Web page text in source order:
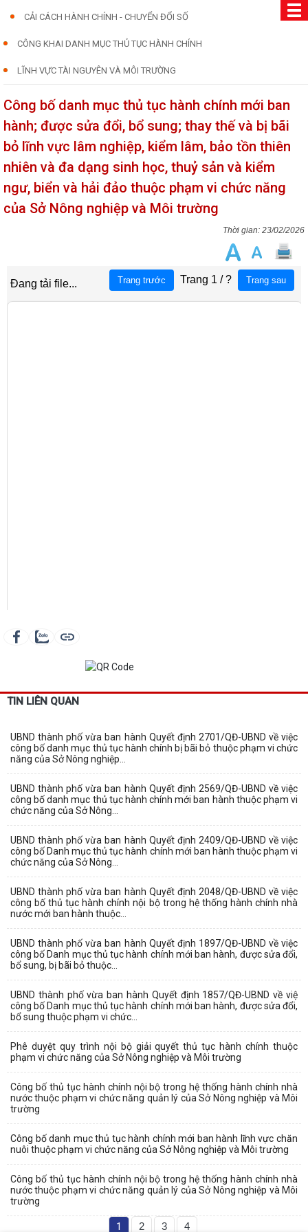
CẢI CÁCH HÀNH CHÍNH - CHUYỂN ĐỔI SỐ
CÔNG KHAI DANH MỤC THỦ TỤC HÀNH CHÍNH
LĨNH VỰC TÀI NGUYÊN VÀ MÔI TRƯỜNG
Công bố danh mục thủ tục hành chính mới ban
hành; được sửa đổi, bổ sung; thay thế và bị bãi
bỏ lĩnh vực lâm nghiệp, kiểm lâm, bảo tồn thiên
nhiên và đa dạng sinh học, thuỷ sản và kiểm
ngư, biển và hải đảo thuộc phạm vi chức năng
của Sở Nông nghiệp và Môi trường
23/02/2026
TIN LIÊN QUAN
UBND thành phố vừa ban hành Quyết định 2701/QĐ-UBND về việc
công bố danh mục thủ tục hành chính bị bãi bỏ thuộc phạm vi chức
năng của Sở Nông nghiệp...
UBND thành phố vừa ban hành Quyết định 2569/QĐ-UBND về việc
công bố danh mục thủ tục hành chính mới ban hành thuộc phạm vi
chức năng của Sở Nông...
UBND thành phố vừa ban hành Quyết định 2409/QĐ-UBND về việc
công bố Danh mục thủ tục hành chính mới ban hành thuộc phạm vi
chức năng của Sở Nông...
UBND thành phố vừa ban hành Quyết định 2048/QĐ-UBND về việc
công bố thủ tục hành chính nội bộ trong hệ thống hành chính nhà
nước mới ban hành thuộc...
UBND thành phố vừa ban hành Quyết định 1897/QĐ-UBND về việc
công bố Danh mục thủ tục hành chính mới ban hành, được sửa đổi,
bổ sung, bị bãi bỏ thuộc...
UBND thành phố vừa ban hành Quyết định 1857/QĐ-UBND về việ
công bố Danh mục thủ tục hành chính mới ban hành, được sửa đổi,
bổ sung thuộc phạm vi chức...
Phê duyệt quy trình nội bộ giải quyết thủ tục hành chính thuộc
phạm vi chức năng của Sở Nông nghiệp và Môi trường
Công bố thủ tục hành chính nội bộ trong hệ thống hành chính nhà
nước thuộc phạm vi chức năng quản lý của Sở Nông nghiệp và Môi
trường
Công bố danh mục thủ tục hành chính mới ban hành lĩnh vực chăn
nuôi thuộc phạm vi chức năng của Sở Nông nghiệp và Môi trường
Công bố thủ tục hành chính nội bộ trong hệ thống hành chính nhà
nước thuộc phạm vi chức năng quản lý của Sở Nông nghiệp và Môi
trường
1 2 3 4